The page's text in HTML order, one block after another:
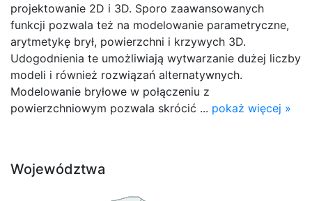
projektowanie 2D i 3D. Sporo zaawansowanych
funkcji pozwala też na modelowanie parametryczne,
arytmetykę brył, powierzchni i krzywych 3D.
Udogodnienia te umożliwiają wytwarzanie dużej liczby
modeli i również rozwiązań alternatywnych.
Modelowanie bryłowe w połączeniu z
powierzchniowym pozwala skrócić ... pokaż więcej »
Województwa